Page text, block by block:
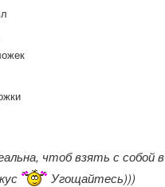
чтоб взять с собой в
Угощайтесь)))